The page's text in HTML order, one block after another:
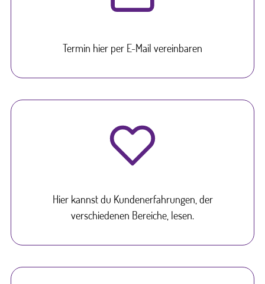
Termin hier per E-Mail vereinbaren
Hier kannst du Kundenerfahrungen, der
verschiedenen Bereiche, lesen.